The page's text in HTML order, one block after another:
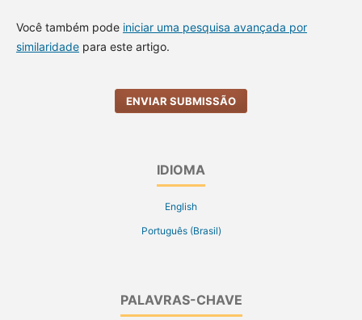
Você também pode iniciar uma pesquisa avançada por
similaridadepara este artigo.
ENVIAR SUBMISSÃO
IDIOMA
English
Português (Brasil)
PALAVRAS-CHAVE